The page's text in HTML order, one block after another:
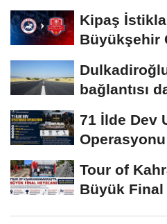
Buluşacak
Kipaş
Büyükşehir
bağlantısı
71 İlde Dev
Tour of
Büyük Final